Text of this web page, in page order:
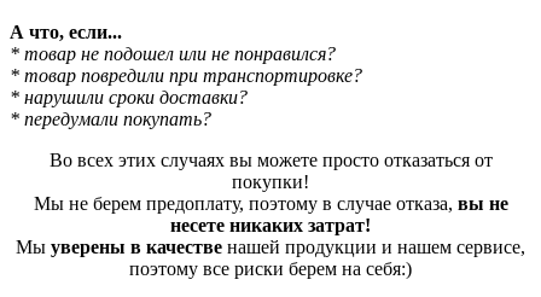
А что, если...
* товар не подошел или не понравился?
* товар повредили при транспортировке?
* нарушили сроки доставки?
* передумали покупать?
Во всех этих случаях вы можете просто отказаться от
покупки!
Мы не берем предоплату, поэтому в случае отказа, вы не
несете никаких затрат!
Мы уверены в качестве нашей продукции и нашем сервисе,
поэтому все риски берем на себя:)